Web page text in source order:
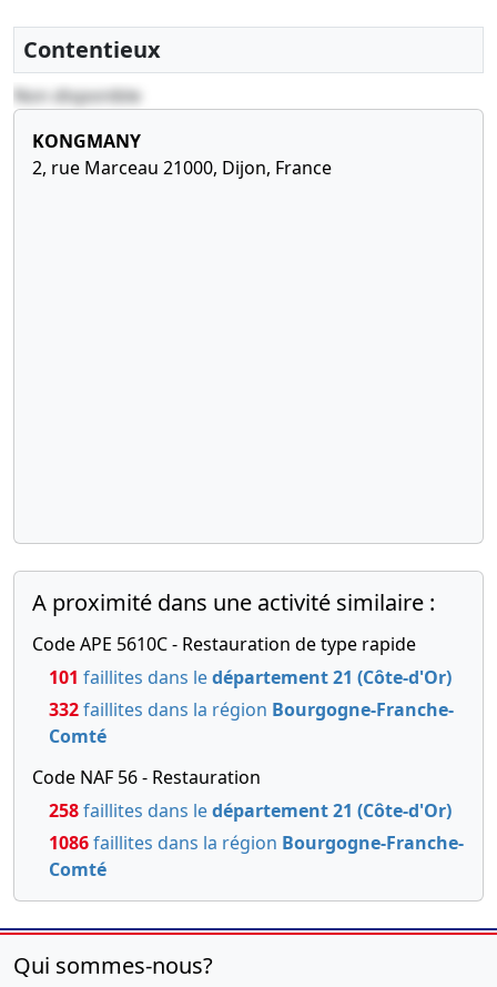
administration,
Contentieux
Non disponible
KONGMANY
2, rue Marceau 21000, Dijon, France
A proximité dans une activité similaire :
Code APE 5610C - Restauration de type rapide
101 faillites dans ledépartement 21 (Côte-d'Or)
332faillites dans la région Bourgogne-Franche-
Comté
Code NAF 56 - Restauration
258faillites dans ledépartement 21 (Côte-d'Or)
1086faillites dans la région Bourgogne-Franche-
Comté
Qui sommes-nous?